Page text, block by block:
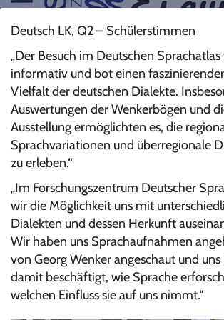
Deutsch LK, Q2 – Schülerstimmen
„Der Besuch im Deutschen
informativ und bot einen
Vielfalt der deutschen Dialekte.
Auswertungen der Wenkerbögen und
Ausstellung ermöglichten es, die
Sprachvariationen und überregionale
zu erleben.“
„Im Forschungszentrum Deutscher
wir die Möglichkeit uns mit
Dialekten und dessen Herkunft
Wir haben uns Sprachaufnahmen
von Georg Wenker angeschaut und
damit beschäftigt, wie Sprache
welchen Einfluss sie auf uns nimmt.“